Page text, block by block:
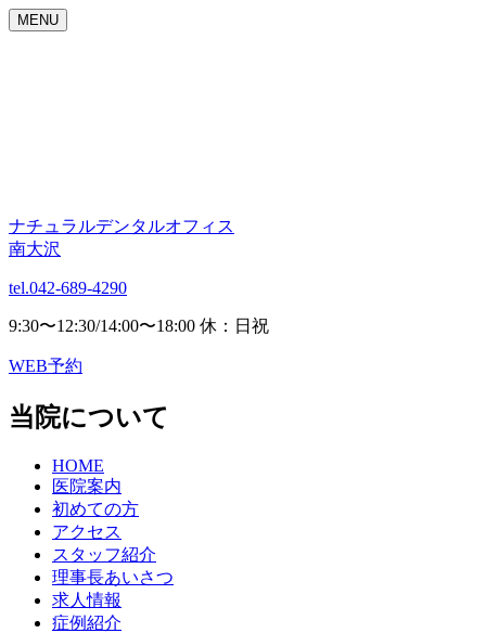
MENU
ナチュラルデンタルオフィス
南大沢
tel.042-689-4290
9:30〜12:30/14:00〜18:00 休：日祝
WEB予約
当院について
HOME
医院案内
初めての方
アクセス
スタッフ紹介
理事長あいさつ
求人情報
症例紹介